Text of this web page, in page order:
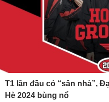
T1 lần đầu có “sân nhà”,
Hè 2024 bùng nổ